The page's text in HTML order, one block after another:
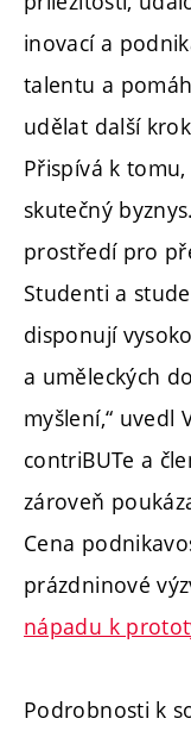
inovací a
talentu a
udělat další
Přispívá k
skutečný
prostředí pro
Studenti a
disponují
a uměleckých
myšlení,“ uvedl
contriBUTe a
zároveň
Cena
prázdninové
nápadu k
Podrobnosti k